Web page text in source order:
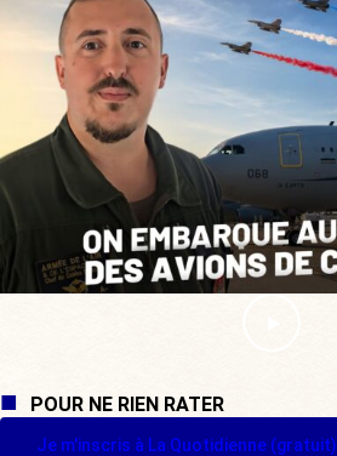
POUR NE RIEN RATER
Je m'inscris à La Quotidienne (gratuit)